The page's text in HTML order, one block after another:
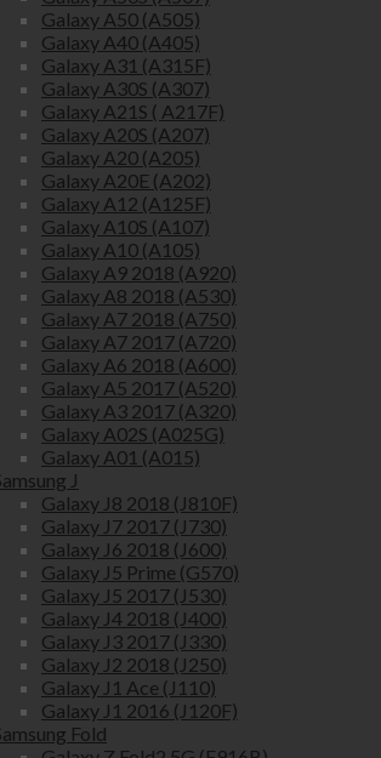
Galaxy A50 (A505)
Galaxy A40 (A405)
Galaxy A31 (A315F)
Galaxy A30S (A307)
Galaxy A21S ( A217F)
Galaxy A20S (A207)
Galaxy A20 (A205)
Galaxy A20E (A202)
Galaxy A12 (A125F)
Galaxy A10S (A107)
Galaxy A10 (A105)
Galaxy A9 2018 (A920)
Galaxy A8 2018 (A530)
Galaxy A7 2018 (A750)
Galaxy A7 2017 (A720)
Galaxy A6 2018 (A600)
Galaxy A5 2017 (A520)
Galaxy A3 2017 (A320)
Galaxy A02S (A025G)
Galaxy A01 (A015)
J
Galaxy J8 2018 (J810F)
Galaxy J7 2017 (J730)
Galaxy J6 2018 (J600)
Galaxy J5 Prime (G570)
Galaxy J5 2017 (J530)
Galaxy J4 2018 (J400)
Galaxy J3 2017 (J330)
Galaxy J2 2018 (J250)
Galaxy J1 Ace (J110)
Galaxy J1 2016 (J120F)
Fold